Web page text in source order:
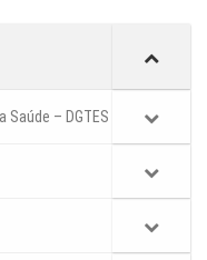
Saúde – DGTES